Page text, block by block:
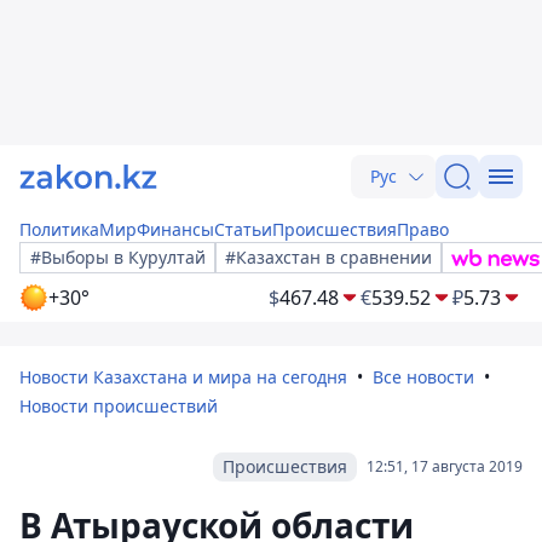
Рус
ПолитикаМирФинансыСтатьиПроисшествияПраво
#Выборы в Курултай
#Казахстан в сравнении
+30° $467.48 €539.52 ₽5.73
Новости Казахстана и мира на сегодня
Все новости
Новости происшествий
12:51, 17 августа 2019
Происшествия
В Атырауской области